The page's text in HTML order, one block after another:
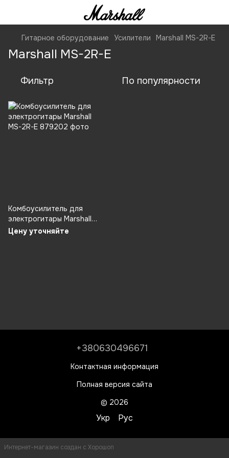
Гитарное оборудование Усилители Marshall MS-2R-E
Marshall MS-2R-E
Фильтр По популярности
Комбоусилитель для
электрогитары Marshall
MS-2R-E
Цену уточняйте
+380630496671
Контактная информация
Полная версия сайта
© 2026
Укр Рус
Интернет-магазин создан с Хорошоп